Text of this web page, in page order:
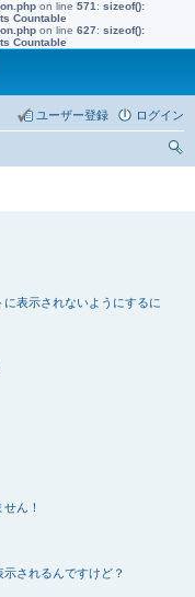
on line 571 : sizeof():
Countable
on line 627: sizeof():
Countable
ログイン
ユーザー登録
表示されないようにするに
ん！
されるんですけど？